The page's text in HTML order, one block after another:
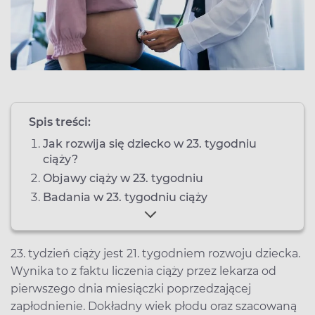
Spis treści:
Jak rozwija się dziecko w 23. tygodniu
ciąży?
Objawy ciąży w 23. tygodniu
Badania w 23. tygodniu ciąży
23. tydzień ciąży jest 21. tygodniem rozwoju dziecka.
Wynika to z faktu liczenia ciąży przez lekarza od
pierwszego dnia miesiączki poprzedzającej
zapłodnienie. Dokładny wiek płodu oraz szacowaną